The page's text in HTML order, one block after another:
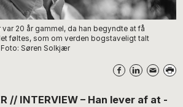
20 år gammel, da han begyndte at få
føltes, som om verden bogstaveligt talt
Søren Solkjær
// INTERVIEW – Han lever af at